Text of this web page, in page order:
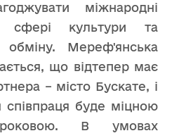
міжнародні
сфері культури та
обміну. Мереф'янська
що відтепер має
– місто Бускате, і
співпраця буде міцною
В умовах